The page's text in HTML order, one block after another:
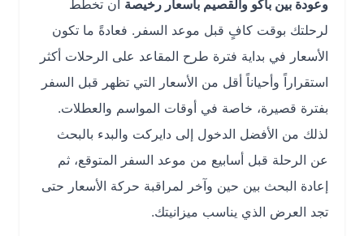
وعودة بين باكو والقصيم بأسعار رخيصة أن تخطط
لرحلتك بوقت كافٍ قبل موعد السفر. فعادةً ما تكون
الأسعار في بداية فترة طرح المقاعد على الرحلات أكثر
استقراراً وأحياناً أقل من الأسعار التي تظهر قبل السفر
بفترة قصيرة، خاصة في أوقات المواسم والعطلات.
لذلك من الأفضل الدخول إلى دايركت والبدء بالبحث
عن الرحلة قبل أسابيع من موعد السفر المتوقع، ثم
إعادة البحث بين حين وآخر لمراقبة حركة الأسعار حتى
تجد العرض الذي يناسب ميزانيتك.